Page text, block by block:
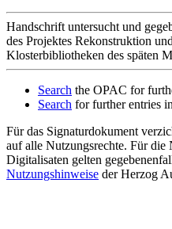
Handschrift untersucht und
des Projektes Rekonstruktion
Klosterbibliotheken des späten
Search the OPAC for
Search for further entries
Für das Signaturdokument
auf alle Nutzungsrechte. Für
Digitalisaten gelten
Nutzungshinweise der Herzog